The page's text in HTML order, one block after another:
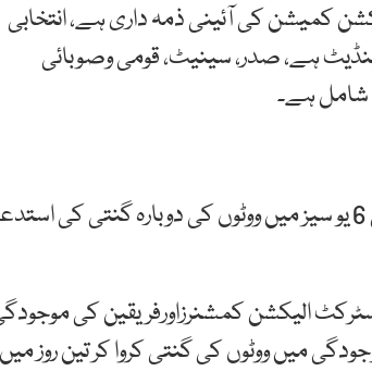
کمیشن کی آئینی ذمہ داری ہے، انتخابی
ہے، صدر، سینیٹ، قومی وصوبائی
شامل ہے۔
واضح رہے کہ بلدیاتی انتخابات کے بعد درخواست گزاروں نے کراچی کی 6 یو سیز میں ووٹوں کی دوبارہ گنتی کی
الیکشن کمشنرزاورفریقین کی
میں ووٹوں کی گنتی کروا کر تین روز